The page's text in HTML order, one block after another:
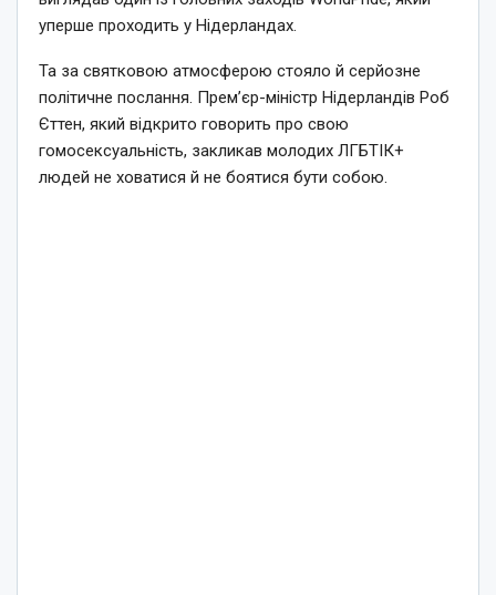
уперше проходить у Нідерландах.
Та за святковою атмосферою стояло й серйозне
політичне послання. Прем’єр-міністр Нідерландів Роб
Єттен, який відкрито говорить про свою
гомосексуальність, закликав молодих ЛГБТІК+
людей не ховатися й не боятися бути собою.